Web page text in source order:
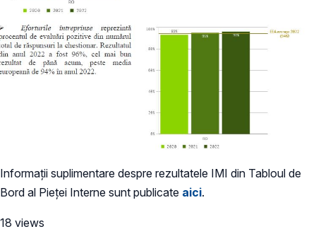
Informații suplimentare despre rezultatele IMI din Tabloul de
Bord al Pieței Interne sunt publicate aici.
18 views